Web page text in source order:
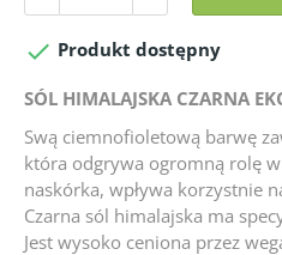
 Produkt dostępny
SÓL HIMALAJSKA CZARNA
Swą ciemnofioletową barwę
która odgrywa ogromną rolę
naskórka, wpływa korzystnie
Czarna sól himalajska ma
Jest wysoko ceniona przez